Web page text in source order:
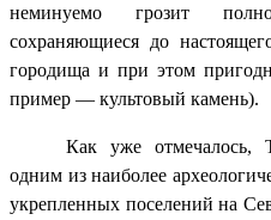
неминуемо грозит
сохраняющиеся до
городища и при этом
пример — культовый камень).
Как уже отмечалось,
одним из наиболее
укрепленных поселений на